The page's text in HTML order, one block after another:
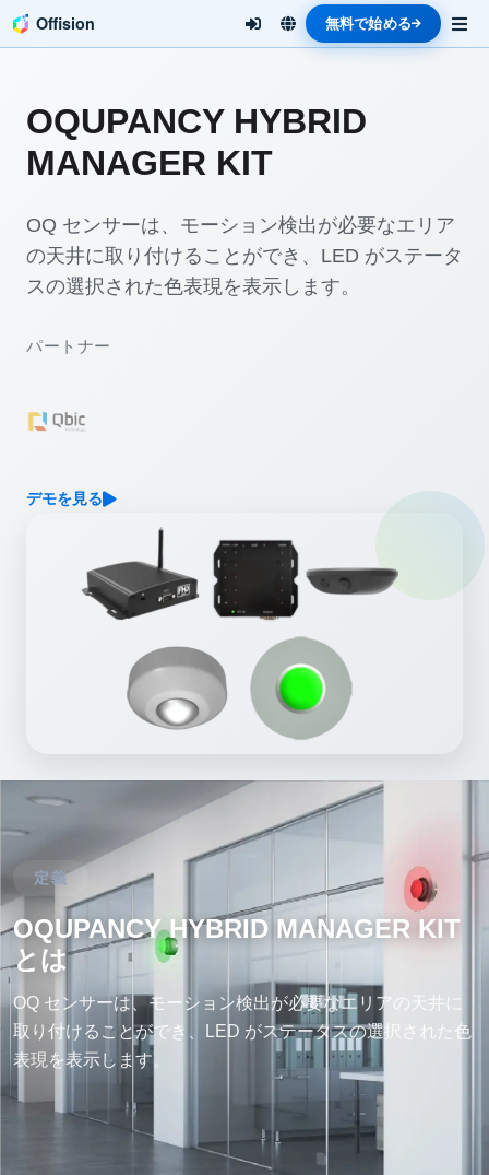
Offision 無料で始める
OQUPANCY HYBRID
MANAGER KIT
OQ センサーは、モーション検出が必要なエリア
の天井に取り付けることができ、LED がステータ
スの選択された色表現を表示します。
パートナー
デモを見る
定義
OQUPANCY HYBRID MANAGER KIT
とは
OQ センサーは、モーション検出が必要なエリアの天井に
取り付けることができ、LED がステータスの選択された色
表現を表示します。